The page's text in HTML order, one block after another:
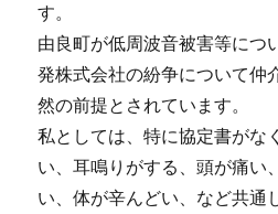
す。
由良町が低周波音被害等につ
発株式会社の紛争について仲
然の前提とされています。
私としては、特に協定書がな
い、耳鳴りがする、頭が痛い
い、体が辛んどい、など共通